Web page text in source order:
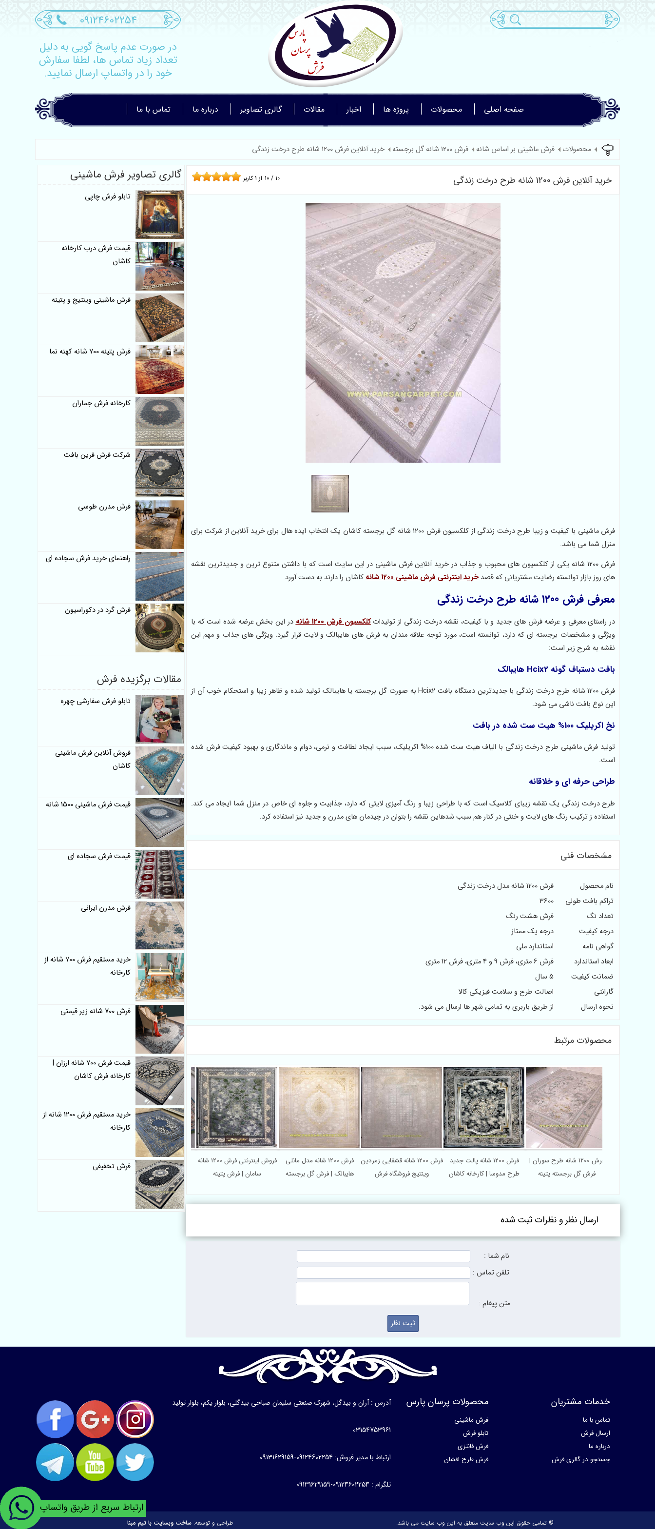
09124602254
در صورت عدم پاسخ گویی به دلیل
تعداد زیاد تماس ها، لطفا سفارش
خود را در واتساپ ارسال نمایید.
صفحه اصلی محصولات پروژه ها اخبار مقالات گالری تصاویر درباره ما تماس با ما
محصولات فرش ماشینی بر اساس شانه فرش 1200 شانه گل برجسته خرید آنلاین فرش 1200 شانه طرح درخت زندگی
خرید آنلاین فرش 1200 شانه طرح درخت زندگی 10 / 10 از 1کاربر
فرش ماشینی با کیفیت و زیبا طرح درخت زندگی از کلکسیون فرش 1200 شانه گل برجسته کاشان یک انتخاب ایده هال برای خرید آنلاین از شرکت برای
منزل شما می باشد.
فرش 1200 شانه یکی از کلکسیون های محبوب و جذاب در خرید آنلاین فرش ماشینی در این سایت است که با داشتن متنوع ترین و جدیدترین نقشه
های روز بازار توانسته رضایت مشتریانی که قصدخرید اینترنتی فرش ماشینی 1200 شانه کاشان را دارند به دست آورد.
معرفی فرش 1200 شانه طرح درخت زندگی
در راستای معرفی و عرضه فرش های جدید و با کیفیت، نقشه درخت زندگی از تولیداتکلکسیون فرش 1200 شانه
در این بخش عرضه شده است که با
ویژگی و مشخصات برجسته ای که دارد، توانسته است، مورد توجه علاقه مندان به فرش های هایبالک و لایت قرار گیرد. ویژگی های جذاب و مهم این
نقشه به شرح زیر است:
بافت دستباف گونه Hcix2 هایبالک
فرش 1200 شانه طرح درخت زندگی با جدیدترین دستگاه بافت Hcix2 به صورت گل برجسته یا هایبالک تولید شده و ظاهر زیبا و استحکام خوب آن از
این نوع بافت ناشی می شود.
نخ اکریلیک 100% هیت ست شده در بافت
تولید فرش ماشینی طرح درخت زندگی با الیاف هیت ست شده 100% اکریلیک، سبب ایجاد لطافت و نرمی، دوام و ماندگاری و بهبود کیفیت فرش شده
است.
طراحی حرفه ای و خلاقانه
طرح درخت زندگی یک نقشه زیبای کلاسیک است که با طراحی زیبا و رنگ آمیزی لایتی که دارد، جذابیت و جلوه ای خاص در منزل شما ایجاد می کند.
استفاده ز ترکیب رنگ های لایت و خنثی در کنار هم سبب شدهاین نقشه را بتوان در چیدمان های مدرن و جدید نیز استفاده کرد.
مشخصات فنی
نام محصول
فرش 1200 شانه مدل درخت زندگی
تراکم بافت طولی
3600
تعداد نگ
فرش هشت رنگ
درجه کیفیت
درجه یک ممتاز
گواهی نامه
استاندارد ملی
ابعاد استاندارد
فرش 6 متری، فرش 9 و 4 متری، فرش 12 متری
ضمانت کیفیت
5 سال
گارانتی
اصالت طرح و سلامت فیزیکی کالا
نحوه ارسال
از طریق باربری به تمامی شهر ها ارسال می شود.
محصولات مرتبط
خرید فرش 1200 شانه چاپی
جدید موج مهر
فروش اینترنتی فرش 1200 شانه
سامان | فرش پتینه
فرش 1200 شانه مدل مانلی
هایبالک | فرش گل برجسته
فرش 1200 شانه قشقایی زمردین
وینتیج فروشگاه فرش
فرش 1200 شانه پالت جدید
طرح مدوسا | کارخانه کاشان
فرش 1200 شانه طرح سوران |
فرش گل برجسته پتینه
ارسال نظر و نظرات ثبت شده
نام شما :
تلفن تماس :
متن پیغام :
گالری تصاویر فرش ماشینی
تابلو فرش چاپی
قیمت فرش درب کارخانه
کاشان
فرش ماشینی وینتیج و پتینه
فرش پتینه 700 شانه کهنه نما
کارخانه فرش جماران
شرکت فرش فرین بافت
فرش مدرن طوسی
راهنمای خرید فرش سجاده ای
فرش گرد در دکوراسیون
مقالات برگزیده فرش
تابلو فرش سفارشی چهره
فروش آنلاین فرش ماشینی
کاشان
قیمت فرش ماشینی 1500 شانه
قیمت فرش سجاده ای
فرش مدرن ایرانی
خرید مستقیم فرش 700 شانه از
کارخانه
فرش 700 شانه زیر قیمتی
قیمت فرش 700 شانه ارزان |
کارخانه فرش کاشان
خرید مستقیم فرش 1200 شانه از
کارخانه
فرش تخفیفی
خدمات مشتریان
تماس با ما
ارسال فرش
درباره ما
جستجو در گالری فرش
محصولات پرسان پارس
فرش ماشینی
تابلو فرش
فرش فانتزی
فرش طرح افشان
آدرس : آران و بیدگل، شهرک صنعتی سلیمان صباحی بیدگلی، بلوار یکم، بلوار تولید
03154753961
ارتباط با مدیر فروش: 09124602254-09131629159
تلگرام : 09124602254-09131629159
© تمامی حقوق این وب سایت متعلق به این وب سایت می باشد. طراحی و توسعه: ساخت وبسایت با تیم مبنا